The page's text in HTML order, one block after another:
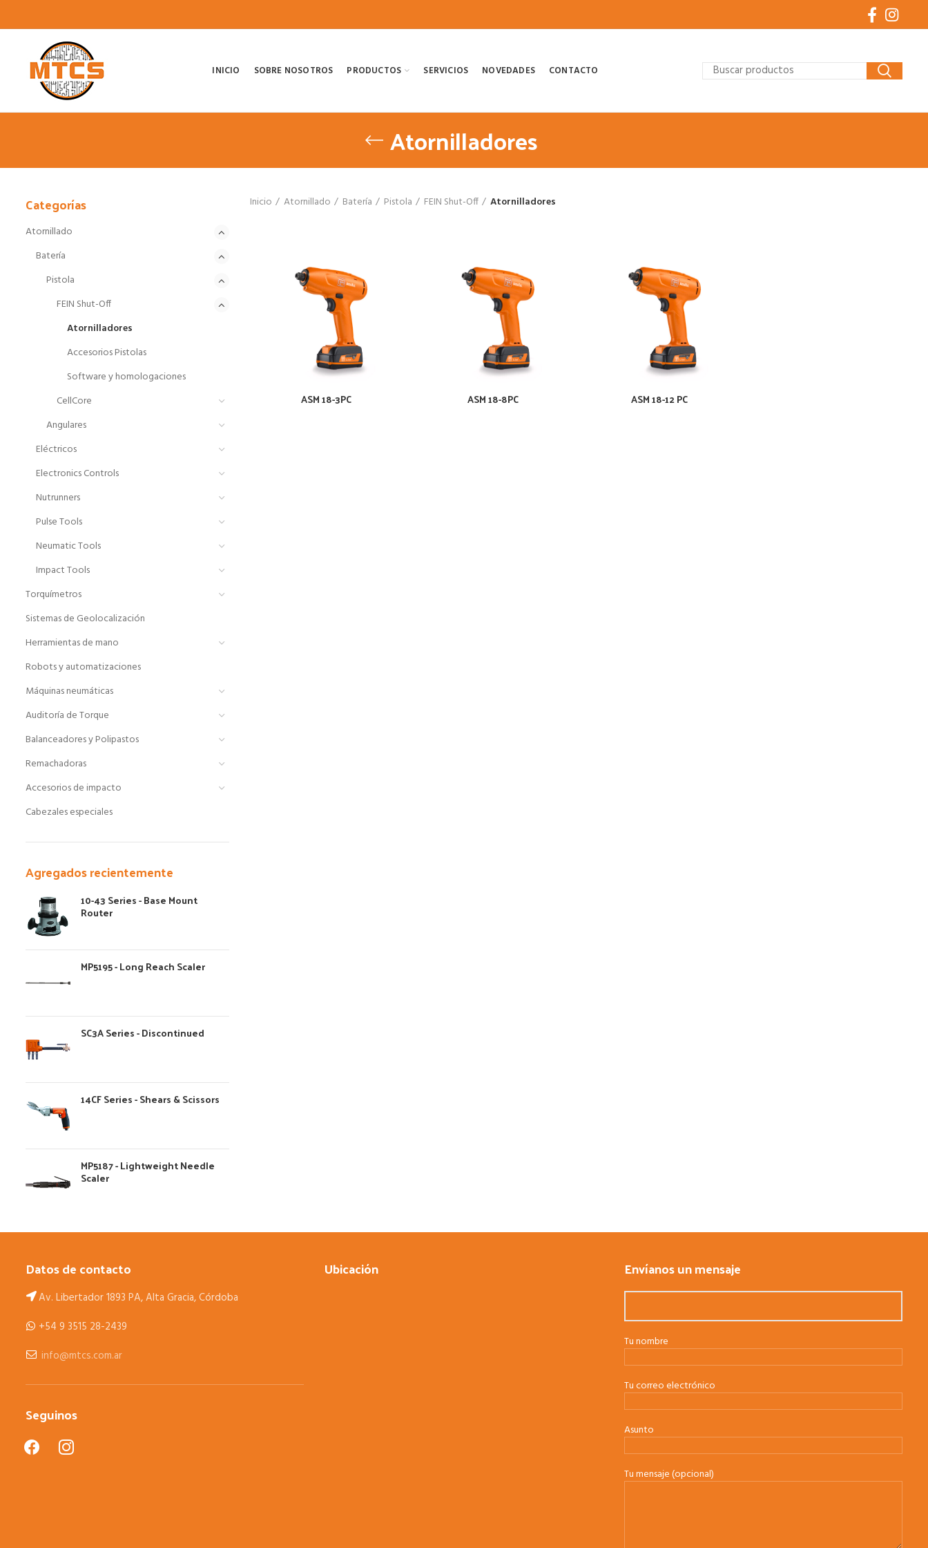
INICIO SOBRE NOSOTROS PRODUCTOS SERVICIOS NOVEDADES CONTACTO
Atornilladores
Categorías
Atornillado
Batería
Pistola
FEIN Shut-Off
Atornilladores
Accesorios Pistolas
Software y homologaciones
CellCore
Angulares
Eléctricos
Electronics Controls
Nutrunners
Pulse Tools
Neumatic Tools
Impact Tools
Torquímetros
Sistemas de Geolocalización
Herramientas de mano
Robots y automatizaciones
Máquinas neumáticas
Auditoría de Torque
Balanceadores y Polipastos
Remachadoras
Accesorios de impacto
Cabezales especiales
Agregados recientemente
10-43 Series - Base Mount
Router
MP5195 - Long Reach Scaler
SC3A Series - Discontinued
14CF Series - Shears & Scissors
MP5187 - Lightweight Needle
Scaler
Inicio Atornillado Batería Pistola FEIN Shut-Off Atornilladores
ASM 18-3PC ASM 18-8PC ASM 18-12 PC
Datos de contacto
Av. Libertador 1893 PA, Alta Gracia, Córdoba
+54 9 3515 28-2439
info@mtcs.com.ar
Seguinos
facebookinstagram
Ubicación Envíanos un mensaje
Tu nombre
Tu correo electrónico
Asunto
Tu mensaje (opcional)